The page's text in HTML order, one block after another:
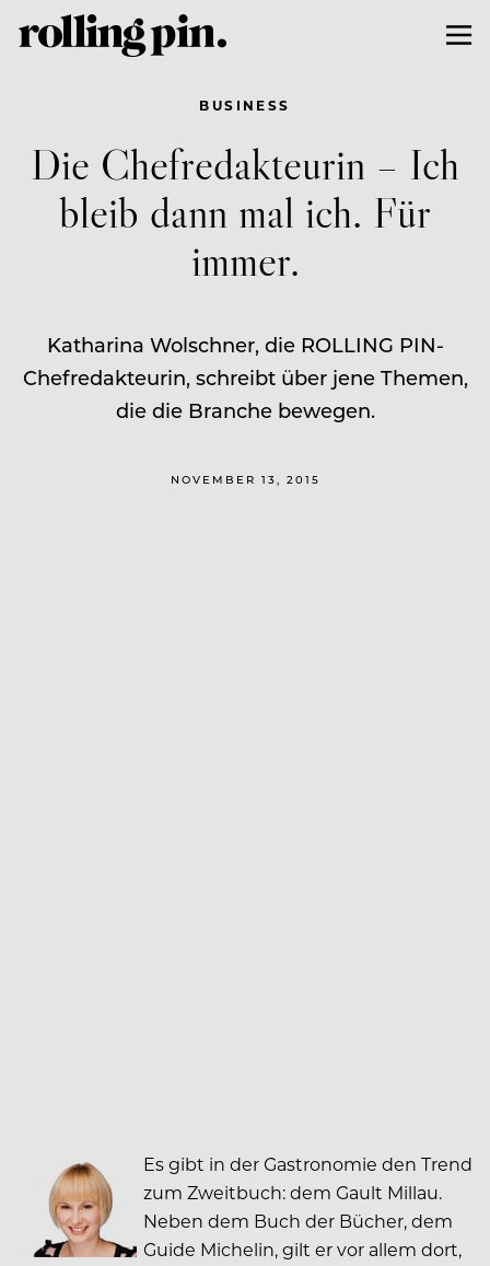
BUSINESS
Die Chefredakteurin – Ich
bleib dann mal ich. Für
immer.
Katharina Wolschner, die ROLLING PIN-
Chefredakteurin, schreibt über jene Themen,
die die Branche bewegen.
NOVEMBER 13, 2015
Es gibt in der Gastronomie den Trend
zum Zweitbuch: dem Gault Millau.
Neben dem Buch der Bücher, dem
Guide Michelin, gilt er vor allem dort,